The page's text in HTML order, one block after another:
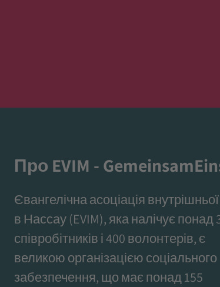
Про EVIM -
Євангелічна асоціація внутрішньої
в Нассау (EVIM), яка налічує понад
співробітників і 400 волонтерів, є
великою організацією соціального
забезпечення, що має понад 155